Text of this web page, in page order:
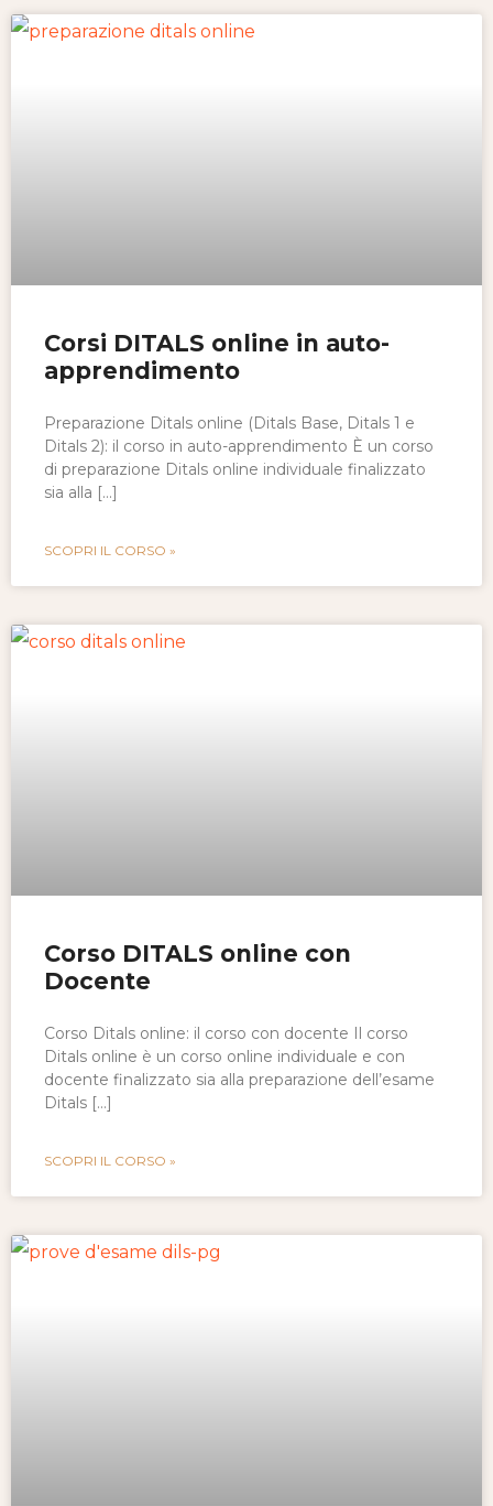
Corsi DITALS online in auto-
apprendimento
Preparazione Ditals online (Ditals Base, Ditals 1 e
Ditals 2): il corso in auto-apprendimento È un corso
di preparazione Ditals online individuale finalizzato
sia alla […]
SCOPRI IL CORSO »
Corso DITALS online con
Docente
Corso Ditals online: il corso con docente Il corso
Ditals online è un corso online individuale e con
docente finalizzato sia alla preparazione dell’esame
Ditals […]
SCOPRI IL CORSO »